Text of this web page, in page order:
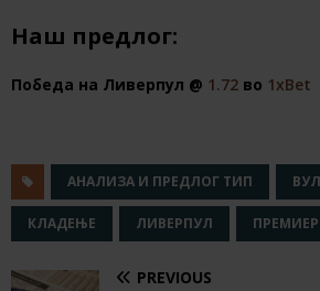
Наш предлог:
Победа на Ливерпул @ 1.72 во 1хBet
АНАЛИЗА И ПРЕДЛОГ ТИП
КЛАДЕЊЕ ЛИВЕРПУЛ
PREVIOUS